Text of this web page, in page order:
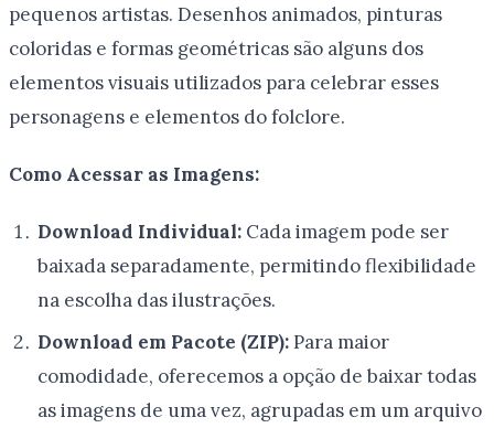
pequenos artistas. Desenhos animados, pinturas
coloridas e formas geométricas são alguns dos
elementos visuais utilizados para celebrar esses
personagens e elementos do folclore.
Como Acessar as Imagens:
Download Individual:Cada imagem pode ser
baixada separadamente, permitindo flexibilidade
na escolha das ilustrações.
Download em Pacote (ZIP):Para maior
comodidade, oferecemos a opção de baixar todas
as imagens de uma vez, agrupadas em um arquivo